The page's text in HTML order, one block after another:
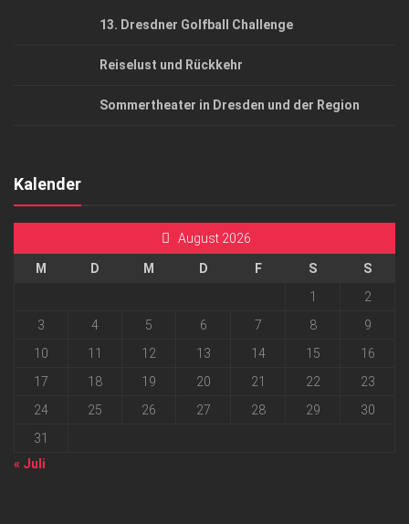
13. Dresdner Golfball Challenge
Reiselust und Rückkehr
Sommertheater in Dresden und der Region
Kalender
August 2026
M D M D F S
S
1
2
3
4 5 6 7 8
9
10
11 12 13 14 15
16
17
18 19 20 21 22
23
24
25 26 27 28 29
30
31
« Juli